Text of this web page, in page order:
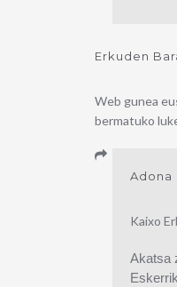
Erkuden
Web gunea
bermatuko
Adona
Kaixo
Akatsa